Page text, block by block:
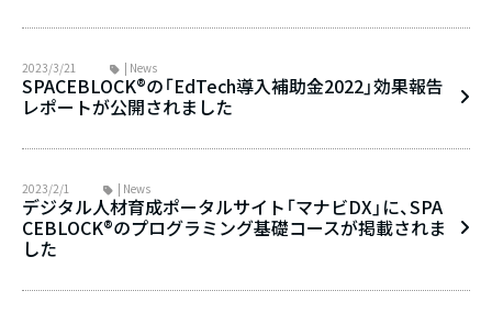
2023/3/21 | News
SPACEBLOCK®の「EdTech導入補助金2022」効果報告
レポートが公開されました
2023/2/1 | News
デジタル人材育成ポータルサイト「マナビDX」に、SPA
CEBLOCK®のプログラミング基礎コースが掲載されま
した